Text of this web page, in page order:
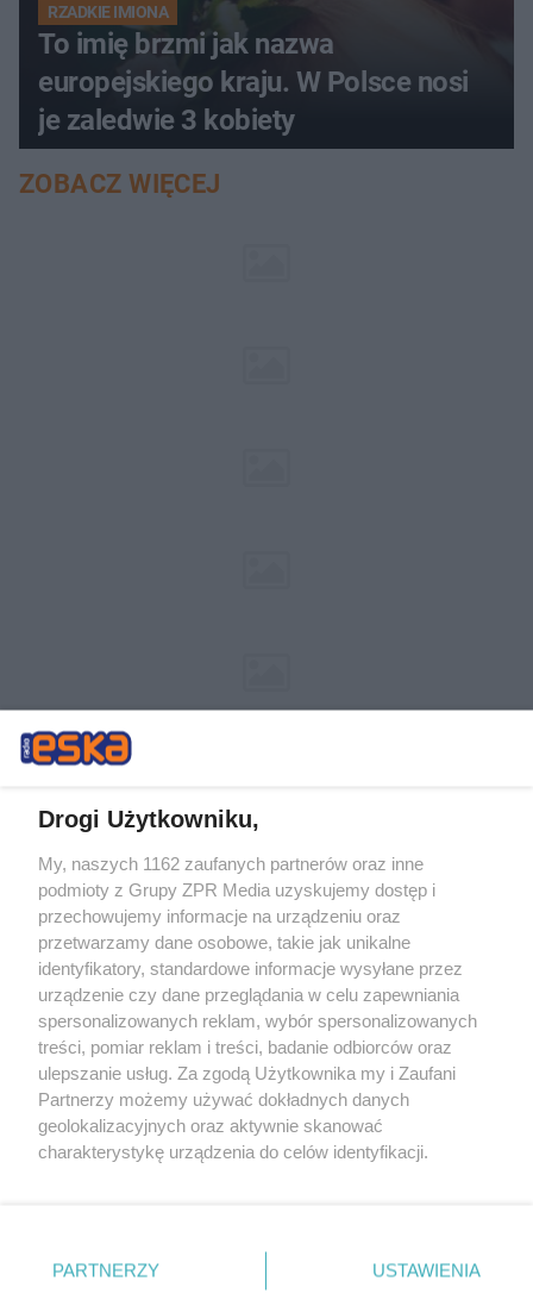
RZADKIE IMIONA
To imię brzmi jak nazwa
europejskiego kraju. W Polsce nosi
je zaledwie 3 kobiety
ZOBACZ WIĘCEJ
Żaden utwór zamieszczony w serwisie nie może być powielany i
rozpowszechniany lub dalej rozpowszechniany w jakikolwiek sposób (w
tym także elektroniczny lub mechaniczny) na jakimkolwiek polu
eksploatacji w jakiejkolwiek formie, włącznie z umieszczaniem w
Internecie bez pisemnej zgody właściciela praw. Jakiekolwiek użycie lub
wykorzystanie utworów w całości lub w części z naruszeniem prawa,
tzn. bez właściwej zgody, jest zabronione pod groźbą kary i może być
ścigane prawnie.
Drogi Użytkowniku,
My, naszych 1162 zaufanych partnerów oraz inne
podmioty z Grupy ZPR Media uzyskujemy dostęp i
przechowujemy informacje na urządzeniu oraz
przetwarzamy dane osobowe, takie jak unikalne
identyfikatory, standardowe informacje wysyłane przez
urządzenie czy dane przeglądania w celu zapewniania
spersonalizowanych reklam, wybór spersonalizowanych
treści, pomiar reklam i treści, badanie odbiorców oraz
ulepszanie usług. Za zgodą Użytkownika my i Zaufani
Partnerzy możemy używać dokładnych danych
geolokalizacyjnych oraz aktywnie skanować
charakterystykę urządzenia do celów identyfikacji.
zmienić/wycofać klikając przycisk ustawień prywatności
znajdujący się w lewym dolnym rogu strony
PARTNERZY USTAWIENIA